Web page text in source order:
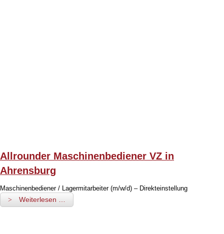
Allrounder Maschinenbediener VZ in
Ahrensburg
Maschinenbediener / Lagermitarbeiter (m/w/d) – Direkteinstellung
Weiterlesen …